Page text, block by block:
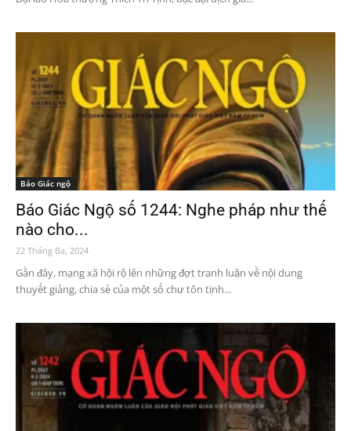
Báo Giác ngộ
Báo Giác Ngộ số 1244: Nghe pháp như thế
nào cho...
22 Tháng Ba, 2024
Gần đây, mạng xã hội rộ lên những đợt tranh luận về nội dung
thuyết giảng, chia sẻ của một số chư tôn tịnh...